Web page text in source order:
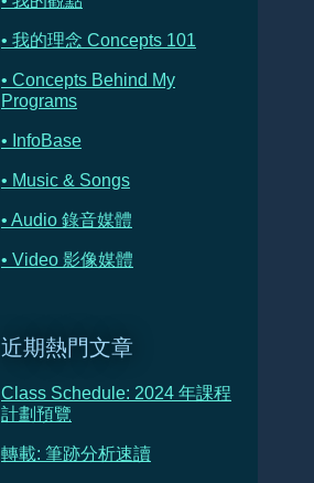
• 我的理念 Concepts 101
• Concepts Behind My
Programs
• InfoBase
• Music & Songs
• Audio 錄音媒體
• Video 影像媒體
近期熱門文章
Class Schedule: 2024 年課程
計劃預覽
轉載: 筆跡分析速讀